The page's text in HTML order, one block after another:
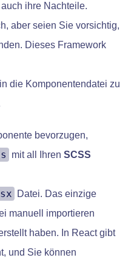
ihre Nachteile.
aber seien Sie vorsichtig,
Dieses Framework
die Komponentendatei zu
bevorzugen,
mit all Ihren SCSS
Datei. Das einzige
manuell importieren
haben. In React gibt
und Sie können